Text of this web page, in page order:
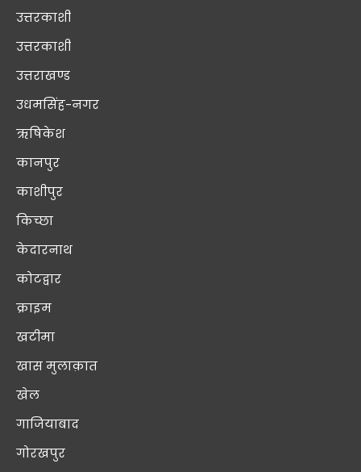
उत्तरकाशी
उत्तरकाशी
उत्तराखण्ड
उधमसिंह-नगर
ऋषिकेश
कानपुर
काशीपुर
किच्छा
केदारनाथ
कोटद्वार
क्राइम
खटीमा
खास मुलाक़ात
खेल
गाजियाबाद
गोरखपुर